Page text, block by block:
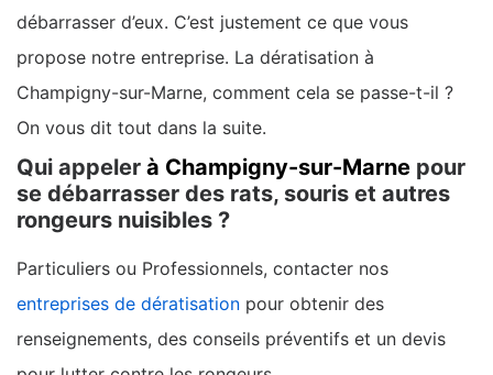
débarrasser d’eux. C’est justement ce que vous
propose notre entreprise. La dératisation à
Champigny-sur-Marne, comment cela se passe-t-il ?
On vous dit tout dans la suite.
Qui appeler à Champigny-sur-Marne pour
se débarrasser des rats, souris et autres
rongeurs nuisibles ?
Particuliers ou Professionnels, contacter nos
entreprises de dératisation pour obtenir des
renseignements, des conseils préventifs et un devis